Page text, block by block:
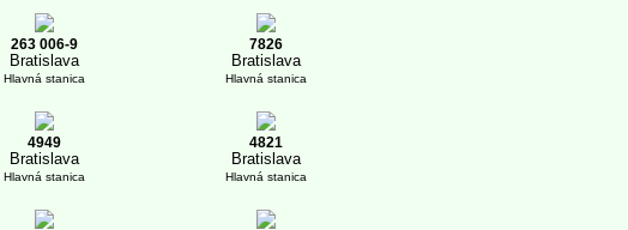
263 006-9
Bratislava
Hlavná stanica
7826
Bratislava
Hlavná stanica
4949
Bratislava
Hlavná stanica
4821
Bratislava
Hlavná stanica